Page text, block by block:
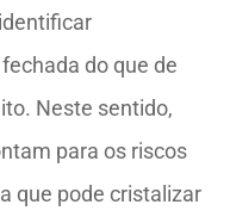
do que de
Neste sentido,
para os riscos
que pode cristalizar